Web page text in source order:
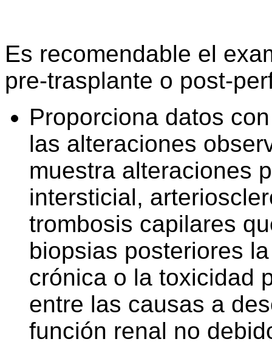
Es recomendable el
pre-trasplante o post-
Proporciona datos
las alteraciones
muestra alteraciones
intersticial,
trombosis capilares
biopsias posteriores
crónica o la toxicidad
entre las causas a
función renal no